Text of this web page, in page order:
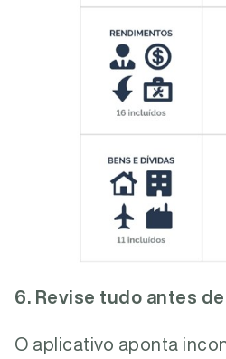
6. Revise tudo antes
O aplicativo aponta